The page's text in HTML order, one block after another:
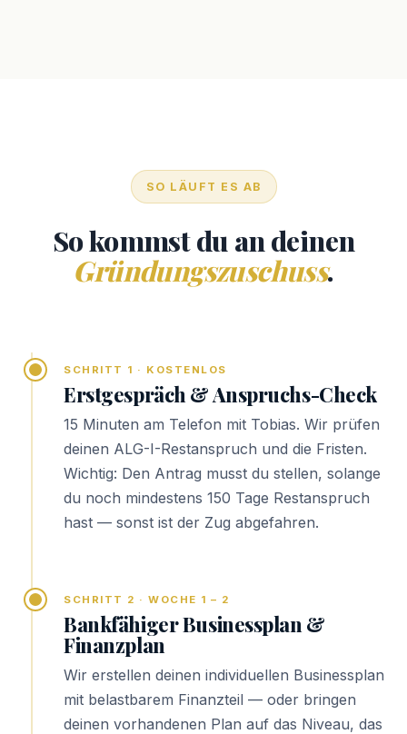
SO LÄUFT ES AB
So kommst du an deinen
Gründungszuschuss.
SCHRITT 1 · KOSTENLOS
Erstgespräch & Anspruchs-Check
15 Minuten am Telefon mit Tobias. Wir prüfen
deinen ALG-I-Restanspruch und die Fristen.
Wichtig: Den Antrag musst du stellen, solange
du noch mindestens 150 Tage Restanspruch
hast — sonst ist der Zug abgefahren.
SCHRITT 2 · WOCHE 1 – 2
Bankfähiger Businessplan &
Finanzplan
Wir erstellen deinen individuellen Businessplan
mit belastbarem Finanzteil — oder bringen
deinen vorhandenen Plan auf das Niveau, das